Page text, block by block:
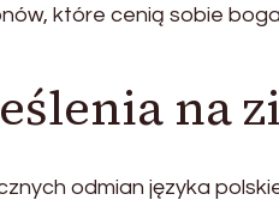
które cenią sobie
na
odmian języka